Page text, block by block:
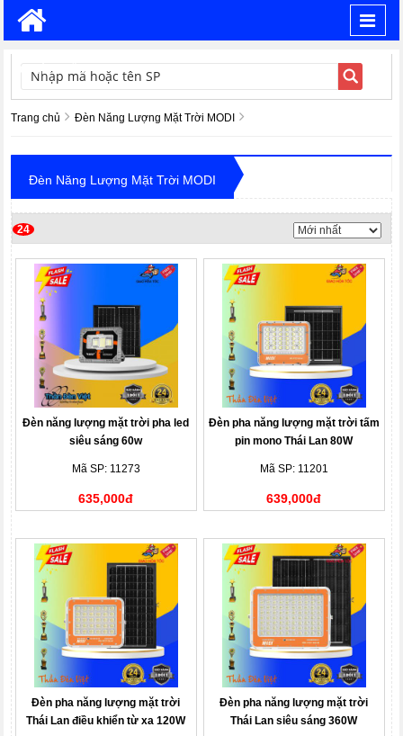
TÌM KIẾM
Trang chủ Đèn Năng Lượng Mặt Trời MODI
Đèn Năng Lượng Mặt Trời MODI
24
Đèn năng lượng mặt trời pha led
siêu sáng 60w
Mã SP: 11273
635,000đ
Đèn pha năng lượng mặt trời tấm
pin mono Thái Lan 80W
Mã SP: 11201
639,000đ
Đèn pha năng lượng mặt trời
Thái Lan điều khiển từ xa 120W
Đèn pha năng lượng mặt trời
Thái Lan siêu sáng 360W